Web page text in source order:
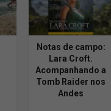
Notas de campo:
Lara Croft.
Acompanhando a
Tomb Raider nos
Andes